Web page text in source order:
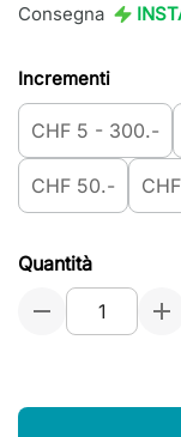
Consegna
Incrementi
CHF 5 - 300.-
CHF 50.-
Quantità